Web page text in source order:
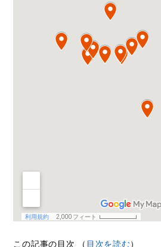
この記事の目次 （ 目次を読む）